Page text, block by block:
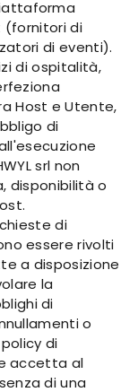
(fornitori di
di eventi).
di ospitalità,
Host e Utente,
di
srl non
disponibilità o
di
essere rivolti
a disposizione
la
di
o
di
accetta al
di una